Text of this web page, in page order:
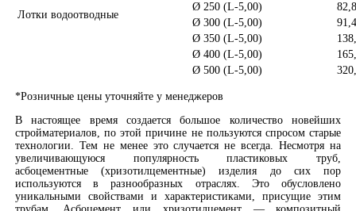
Лотки водоотводные
Ø 250 (L-5,00)
82,8
Ø 300 (L-5,00)
91,4
Ø 350 (L-5,00)
Ø 400 (L-5,00)
Ø 500 (L-5,00)
*Розничные цены уточняйте у менеджеров
В настоящее время создается большое количество новейших
стройматериалов, по этой причине не пользуются спросом старые
технологии. Тем не менее это случается не всегда. Несмотря на
увеличивающуюся популярность пластиковых труб,
асбоцементные (хризотилцементные) изделия до сих пор
используются в разнообразных отраслях. Это обусловлено
уникальными свойствами и характеристиками, присущие этим
трубам. Асбоцемент или хризотилцемент — композитный